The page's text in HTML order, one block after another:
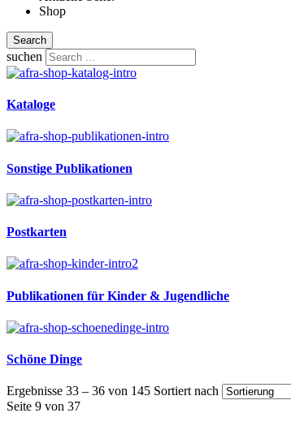
Shop
Search
suchen
Kataloge
Sonstige Publikationen
Postkarten
Publikationen für Kinder & Jugendliche
Schöne Dinge
Ergebnisse 33 – 36 von 145 Sortiert nach
Seite 9 von 37